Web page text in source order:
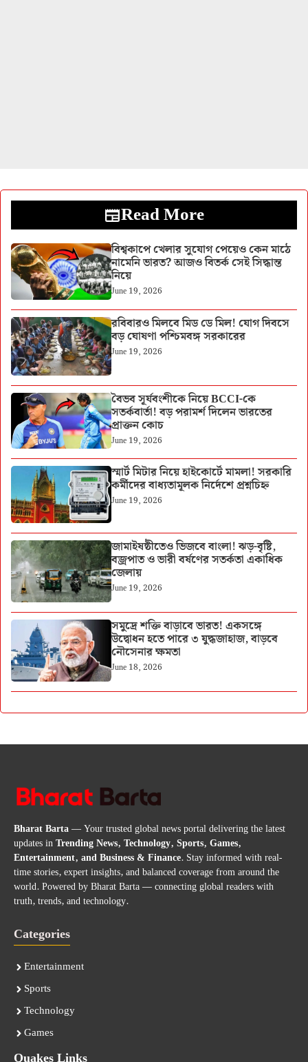
Read More
বিশ্বকাপে খেলার সুযোগ পেয়েও কেন মাঠে
নামেনি ভারত? আজও বিতর্ক সেই সিদ্ধান্ত
নিয়ে
June 19, 2026
রবিবারও মিলবে মিড ডে মিল! যোগ দিবসে
বড় ঘোষণা পশ্চিমবঙ্গ সরকারের
June 19, 2026
বৈভব সূর্যবংশীকে নিয়ে BCCI-কে
সতর্কবার্তা! বড় পরামর্শ দিলেন ভারতের
প্রাক্তন কোচ
June 19, 2026
স্মার্ট মিটার নিয়ে হাইকোর্টে মামলা! সরকারি
কর্মীদের বাধ্যতামূলক নির্দেশে প্রশ্নচিহ্ন
June 19, 2026
জামাইষষ্ঠীতেও ভিজবে বাংলা! ঝড়-বৃষ্টি,
বজ্রপাত ও ভারী বর্ষণের সতর্কতা একাধিক
জেলায়
June 19, 2026
সমুদ্রে শক্তি বাড়াবে ভারত! একসঙ্গে
উদ্বোধন হতে পারে ৩ যুদ্ধজাহাজ, বাড়বে
নৌসেনার ক্ষমতা
June 18, 2026
Bharat Barta— Your trusted global news portal delivering the latest
updates inTrending News, Technology, Sports, Games,
Entertainment, and Business & Finance. Stay informed with real-
time stories, expert insights, and balanced coverage from around the
world. Powered by Bharat Barta — connecting global readers with
truth, trends, and technology.
Categories
Entertainment
Sports
Technology
Games